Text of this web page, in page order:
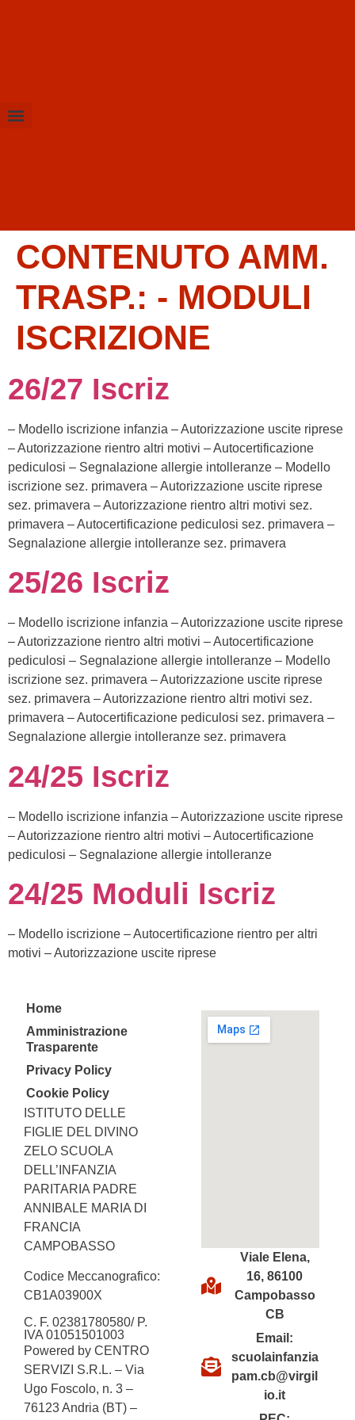
CONTENUTO AMM.
TRASP.: - MODULI
ISCRIZIONE
26/27 Iscriz
– Modello iscrizione infanzia – Autorizzazione uscite riprese
– Autorizzazione rientro altri motivi – Autocertificazione
pediculosi – Segnalazione allergie intolleranze – Modello
iscrizione sez. primavera – Autorizzazione uscite riprese
sez. primavera – Autorizzazione rientro altri motivi sez.
primavera – Autocertificazione pediculosi sez. primavera –
Segnalazione allergie intolleranze sez. primavera
25/26 Iscriz
– Modello iscrizione infanzia – Autorizzazione uscite riprese
– Autorizzazione rientro altri motivi – Autocertificazione
pediculosi – Segnalazione allergie intolleranze – Modello
iscrizione sez. primavera – Autorizzazione uscite riprese
sez. primavera – Autorizzazione rientro altri motivi sez.
primavera – Autocertificazione pediculosi sez. primavera –
Segnalazione allergie intolleranze sez. primavera
24/25 Iscriz
– Modello iscrizione infanzia – Autorizzazione uscite riprese
– Autorizzazione rientro altri motivi – Autocertificazione
pediculosi – Segnalazione allergie intolleranze
24/25 Moduli Iscriz
– Modello iscrizione – Autocertificazione rientro per altri
motivi – Autorizzazione uscite riprese
Home
Amministrazione
Trasparente
Privacy Policy
Cookie Policy
ISTITUTO DELLE
FIGLIE DEL DIVINO
ZELO SCUOLA
DELL’INFANZIA
PARITARIA PADRE
ANNIBALE MARIA DI
FRANCIA
CAMPOBASSO
Codice Meccanografico:
CB1A03900X
C. F. 02381780580/ P.
IVA 01051501003
Powered by CENTRO
SERVIZI S.R.L. – Via
Ugo Foscolo, n. 3 –
76123 Andria (BT) –
Viale Elena,
16, 86100
Campobasso
CB
Email:
scuolainfanzia
pam.cb@virgil
io.it